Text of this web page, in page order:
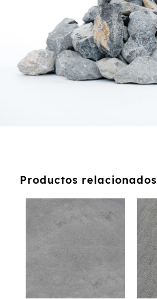
Productos relacionados